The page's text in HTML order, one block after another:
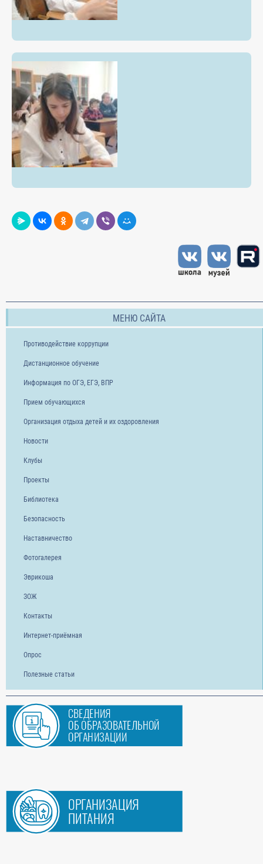
МЕНЮ САЙТА
Противодействие коррупции
Дистанционное обучение
Информация по ОГЭ, ЕГЭ, ВПР
Прием обучающихся
Организация отдыха детей и их оздоровления
Новости
Клубы
Проекты
Библиотека
Безопасность
Наставничество
Фотогалерея
Эврикоша
ЗОЖ
Контакты
Интернет-приёмная
Опрос
Полезные статьи